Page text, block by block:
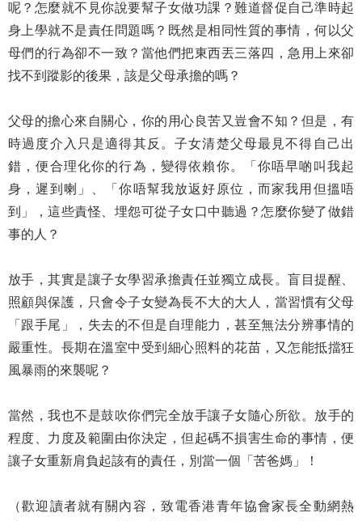
呢？怎麼就不見你說要幫子女做功課？難道督促自己準時起
身上學就不是責任問題嗎？既然是相同性質的事情，何以父
母們的行為卻不一致？當他們把東西丟三落四，急用上來卻
找不到蹤影的後果，該是父母承擔的嗎？
父母的擔心來自關心，你的用心良苦又豈會不知？但是，有
時過度介入只是適得其反。子女清楚父母最見不得自己出
錯，便合理化你的行為，變得依賴你。「你唔早啲叫我起
身，遲到喇」、「你唔幫我放返好原位，而家我用但搵唔
到」，這些責怪、埋怨可從子女口中聽過？怎麼你變了做錯
事的人？
放手，其實是讓子女學習承擔責任並獨立成長。盲目提醒、
照顧與保護，只會令子女變為長不大的大人，當習慣有父母
「跟手尾」，失去的不但是自理能力，甚至無法分辨事情的
嚴重性。長期在溫室中受到細心照料的花苗，又怎能抵擋狂
風暴雨的來襲呢？
當然，我也不是鼓吹你們完全放手讓子女隨心所欲。放手的
程度、力度及範圍由你決定，但起碼不損害生命的事情，便
讓子女重新肩負起該有的責任，別當一個「苦爸媽」！
（歡迎讀者就有關內容，致電香港青年協會家長全動網熱